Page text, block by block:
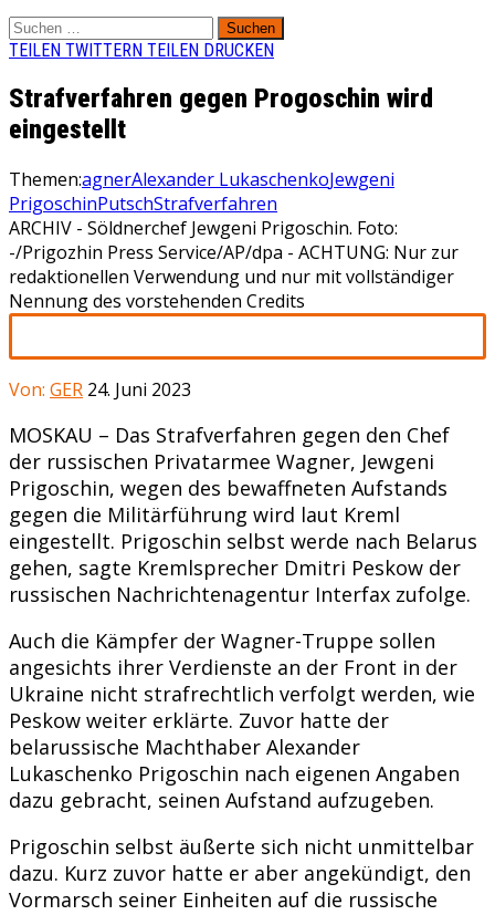
Suchen
nach:
TEILEN TWITTERN TEILEN DRUCKEN
Strafverfahren gegen Progoschin wird
eingestellt
Themen:agnerAlexander LukaschenkoJewgeni
PrigoschinPutschStrafverfahren
ARCHIV - Söldnerchef Jewgeni Prigoschin. Foto:
-/Prigozhin Press Service/AP/dpa - ACHTUNG: Nur zur
redaktionellen Verwendung und nur mit vollständiger
Nennung des vorstehenden Credits
Von: GER 24. Juni 2023
MOSKAU – Das Strafverfahren gegen den Chef
der russischen Privatarmee Wagner, Jewgeni
Prigoschin, wegen des bewaffneten Aufstands
gegen die Militärführung wird laut Kreml
eingestellt. Prigoschin selbst werde nach Belarus
gehen, sagte Kremlsprecher Dmitri Peskow der
russischen Nachrichtenagentur Interfax zufolge.
Auch die Kämpfer der Wagner-Truppe sollen
angesichts ihrer Verdienste an der Front in der
Ukraine nicht strafrechtlich verfolgt werden, wie
Peskow weiter erklärte. Zuvor hatte der
belarussische Machthaber Alexander
Lukaschenko Prigoschin nach eigenen Angaben
dazu gebracht, seinen Aufstand aufzugeben.
Prigoschin selbst äußerte sich nicht unmittelbar
dazu. Kurz zuvor hatte er aber angekündigt, den
Vormarsch seiner Einheiten auf die russische